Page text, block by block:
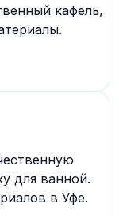
кафель,
для ванной.
в Уфе.